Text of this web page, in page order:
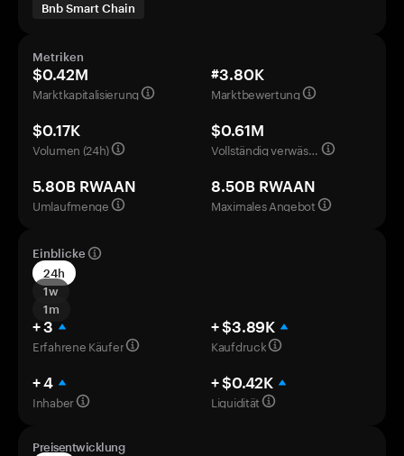
Bnb Smart Chain
Metriken
$0.42M
Marktkapitalisierung
#3.80K
Marktbewertung
$0.17K
Volumen (24h)
$0.61M
Vollständig verwässerte Bewertung
5.80B RWAAN
Umlaufmenge
8.50B RWAAN
Maximales Angebot
Einblicke
24h
1w
1m
+ 3
Erfahrene Käufer
+ $3.89K
Kaufdruck
+ 4
Inhaber
+ $0.42K
Liquidität
Preisentwicklung